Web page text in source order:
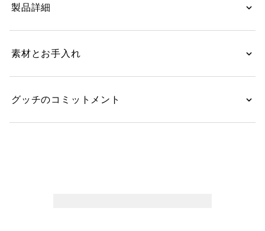
プで彩りを添えています。
製品詳細
素材とお手入れ
グッチのコミットメント